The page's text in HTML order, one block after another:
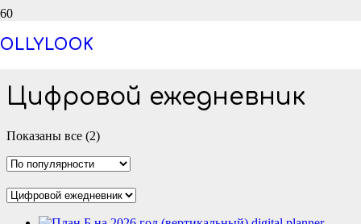
OLLYLOOK
Цифровой ежедневник
Цифровой ежедневник
Показаны все (2)Сортировка:
популярности